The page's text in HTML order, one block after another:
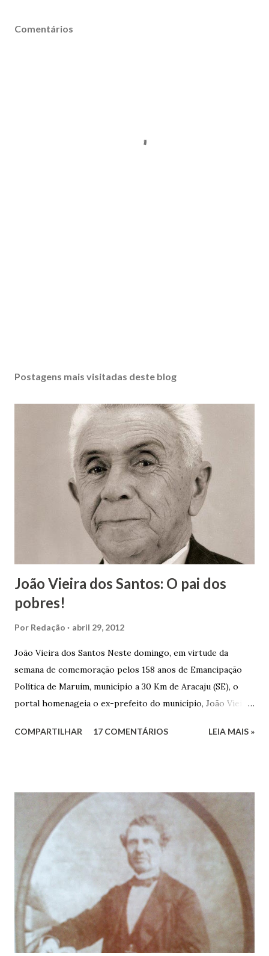
Comentários
Postagens mais visitadas deste blog
João Vieira dos Santos: O pai dos
pobres!
Por Redação abril 29, 2012
João Vieira dos Santos Neste domingo, em virtude da
semana de comemoração pelos 158 anos de Emancipação
Política de Maruim, município a 30 Km de Aracaju (SE), o
portal homenageia o ex-prefeito do município, João Vieira
Vieira dos Santos e Arlinda Barroso dos Santos, nasceu em
infância pobre, João Vieira não pôde se dedicar aos
estudos, e então passou a colocar o trabalho em primeiro
plano para auxiliar na renda familiar. No comércio foi
garçon, dono de bar, de armarinho e depois de uma
panificação. “Ao contrário de muitos, que renegam suas
raízes e procuram obscurecer seu passado, orgulhava-se
em defender o pão como garçon, tendo incontáveis vezes
que trabalhar copiosamente fora de seu horário normal em
trocas de gorjetas que c...
COMPARTILHAR 17 COMENTÁRIOS LEIA MAIS »